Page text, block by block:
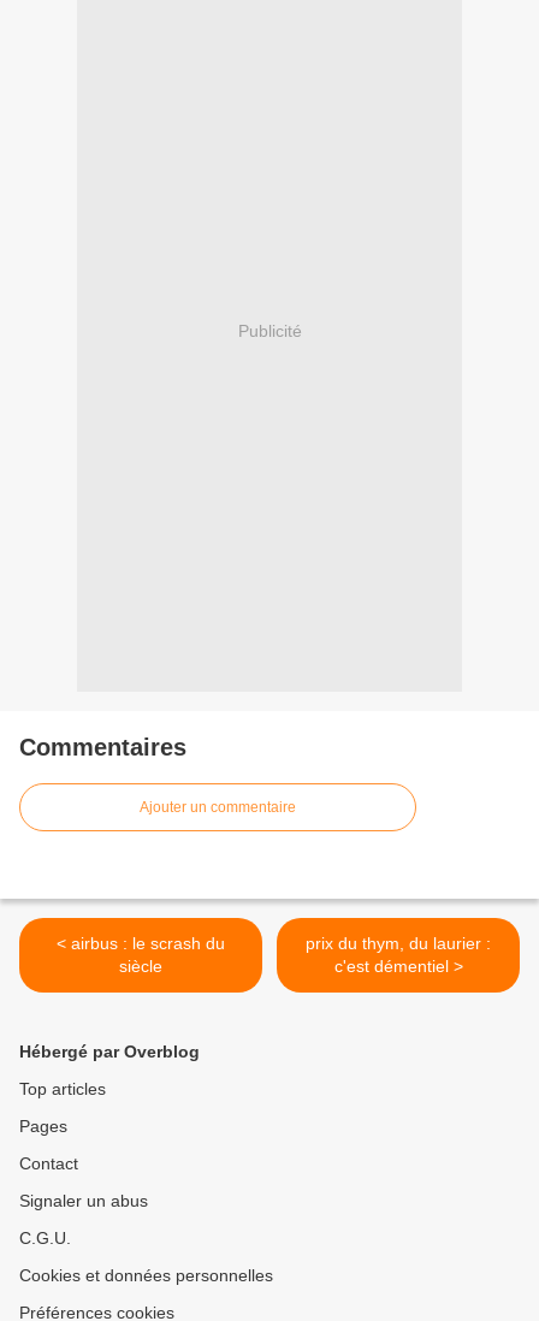
Publicité
Commentaires
Ajouter un commentaire
< airbus : le scrash du
siècle
prix du thym, du laurier :
c'est démentiel >
Hébergé par Overblog
Top articles
Pages
Contact
Signaler un abus
C.G.U.
Cookies et données personnelles
Préférences cookies